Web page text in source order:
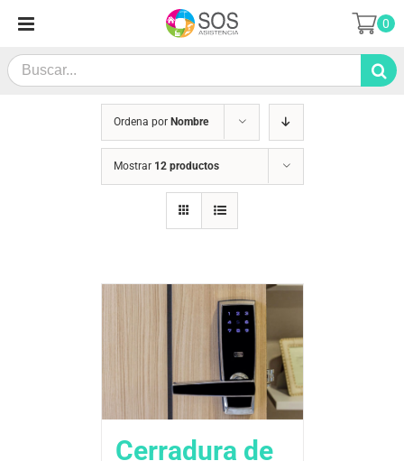
contenido
Search
for:
0
Ordena por Nombre
Mostrar 12 productos
Cerradura de